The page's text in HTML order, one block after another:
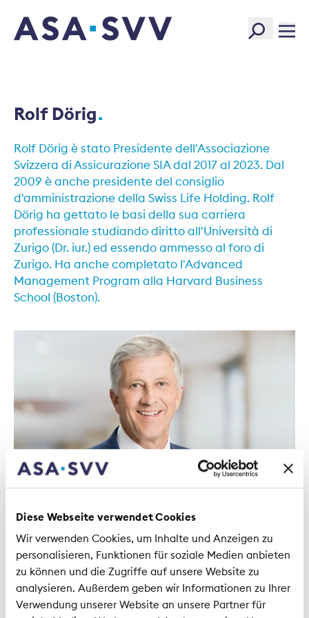
Diese Webseite verwendet Cookies
Wir verwenden Cookies, um Inhalte und Anzeigen zu
personalisieren, Funktionen für soziale Medien anbieten
zu können und die Zugriffe auf unsere Website zu
analysieren. Außerdem geben wir Informationen zu Ihrer
Verwendung unserer Website an unsere Partner für
SVV Logo
Rolf Dörig
Rolf Dörig è stato Presidente dell'Associazione
Svizzera di Assicurazione SIA dal 2017 al 2023. Dal
2009 è anche presidente del consiglio
d'amministrazione della Swiss Life Holding. Rolf
Dörig ha gettato le basi della sua carriera
professionale studiando diritto all'Università di
Zurigo (Dr. iur.) ed essendo ammesso al foro di
Zurigo. Ha anche completato l'Advanced
Management Program alla Harvard Business
School (Boston).
Altri articolisul nostro sito web in cui Rolf Dörig
dice la sua.